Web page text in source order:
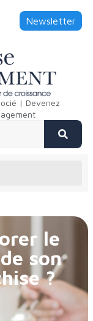
Newsletter
| Devenez
le
son
?